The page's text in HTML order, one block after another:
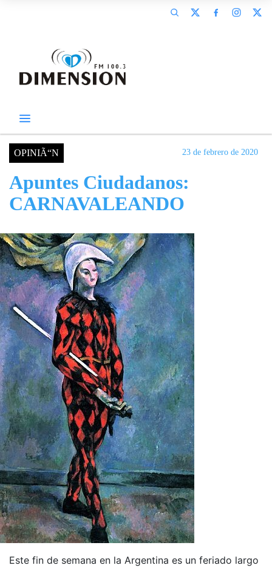
OPINIÃ“N 23 de febrero de 2020
Apuntes Ciudadanos:
CARNAVALEANDO
Este fin de semana en la Argentina es un feriado largo